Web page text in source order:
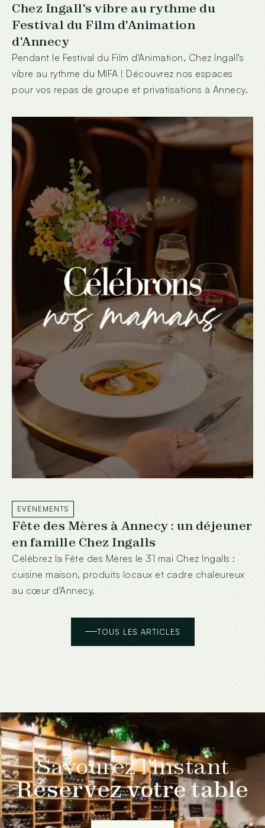
Chez Ingall's vibre au rythme du
Festival du Film d'Animation
d'Annecy
Pendant le Festival du Film d'Animation, Chez Ingall's
vibre au rythme du MIFA ! Découvrez nos espaces
pour vos repas de groupe et privatisations à Annecy.
EVÉNEMENTS
Fête des Mères à Annecy : un déjeuner
en famille Chez Ingalls
Célébrez la Fête des Mères le 31 mai Chez Ingalls :
cuisine maison, produits locaux et cadre chaleureux
au cœur d'Annecy.
TOUS LES ARTICLES
Savourez l'instant
Réservez votre table